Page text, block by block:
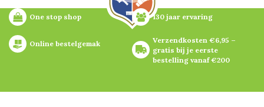
One stop shop 130 jaar ervaring
Online bestelgemak
Verzendkosten €6,95 –
gratis bij je eerste
bestelling vanaf €200